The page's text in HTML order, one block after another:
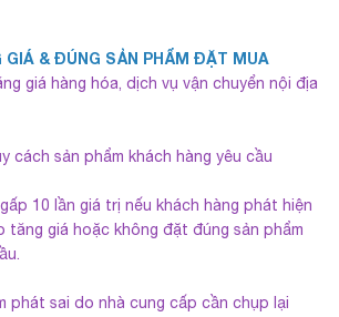
GIÁ & ĐÚNG SẢN PHẨM ĐẶT MUA
giá hàng hóa, dịch vụ vận chuyển nội địa
cách sản phẩm khách hàng yêu cầu
10 lần giá trị nếu khách hàng phát hiện
tăng giá hoặc không đặt đúng sản phẩm
phát sai do nhà cung cấp cần chụp lại